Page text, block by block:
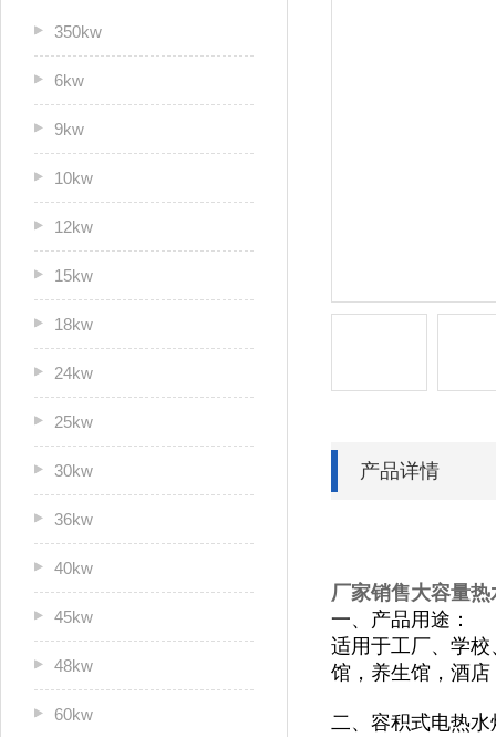
350kw
6kw
9kw
10kw
12kw
15kw
18kw
24kw
25kw
30kw
36kw
40kw
45kw
48kw
60kw
产品详情
厂家销售大容量
一、产品用途：
适用于工厂、学
馆， 养生馆，酒
二、容积式电热